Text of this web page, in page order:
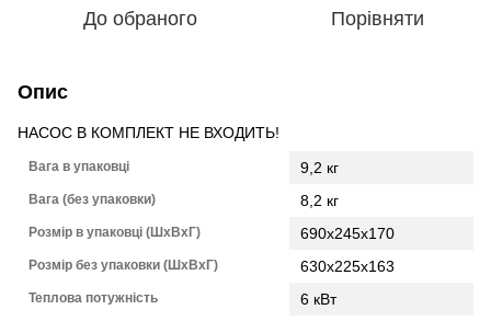
До обраного Порівняти
Опис
НАСОС В КОМПЛЕКТ НЕ ВХОДИТЬ!
Вага в упаковці 9,2 кг
Вага (без упаковки) 8,2 кг
Розмір в упаковці (ШхВхГ) 690х245х170
Розмір без упаковки (ШхВхГ) 630х225х163
Теплова потужність 6 кВт